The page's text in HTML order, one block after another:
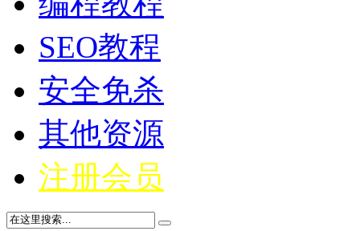
SEO教程
安全免杀
其他资源
注册会员